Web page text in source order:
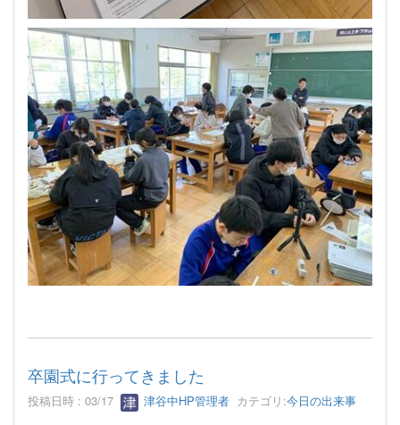
卒園式に行ってきました
投稿日時 : 03/17 津谷中HP管理者 カテゴリ:今日の出来事